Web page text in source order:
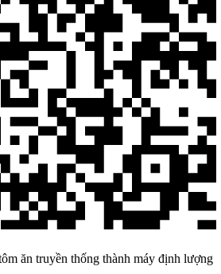
ăn truyền thống thành máy định lượng